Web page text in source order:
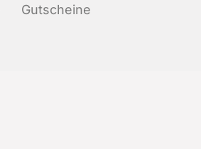
Gutscheine